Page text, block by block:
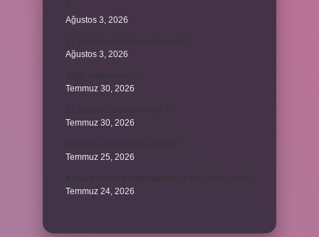
Ağustos 3, 2026
Ağustos 3, 2026
Temmuz 30, 2026
Temmuz 30, 2026
Temmuz 25, 2026
Temmuz 24, 2026